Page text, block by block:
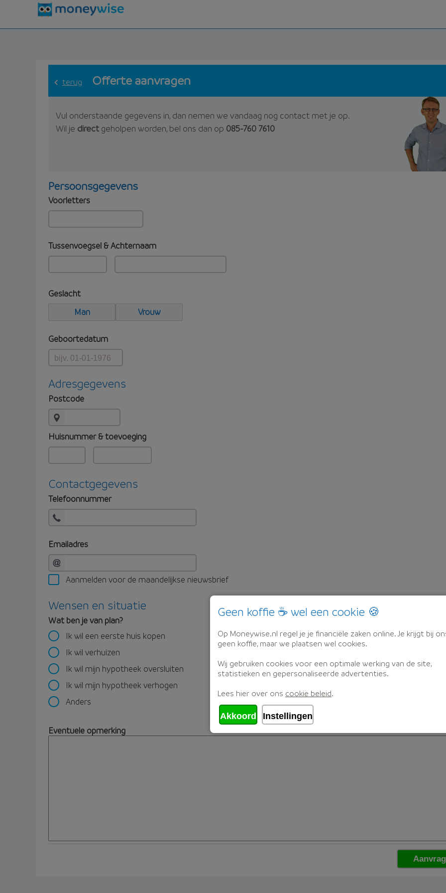
terug Offerte aanvragen
Vul onderstaande gegevens in, dan nemen we vandaag nog contact met je op.
Wil je directgeholpen worden, bel ons dan op 085-760 7610
Persoonsgegevens
Voorletters
Tussenvoegsel & Achternaam
Geslacht
Man
Vrouw
Geboortedatum
Adresgegevens
Postcode
Huisnummer & toevoeging
Contactgegevens
Telefoonnummer
Emailadres
Aanmelden voor de maandelijkse nieuwsbrief
Wensen en situatie
Wat ben je van plan?
Ik wil een eerste huis kopen
Ik wil verhuizen
Ik wil mijn hypotheek oversluiten
Ik wil mijn hypotheek verhogen
Anders
Eventuele opmerking
Geen koffie ☕ wel een cookie 🍪
Op Moneywise.nl regel je je financiële zaken online. Je krijgt bij
geen koffie, maar we plaatsen wel cookies.
Wij gebruiken cookies voor een optimale werking van de site,
statistieken en gepersonaliseerde advertenties.
Lees hier over ons cookie beleid.
Akkoord Instellingen